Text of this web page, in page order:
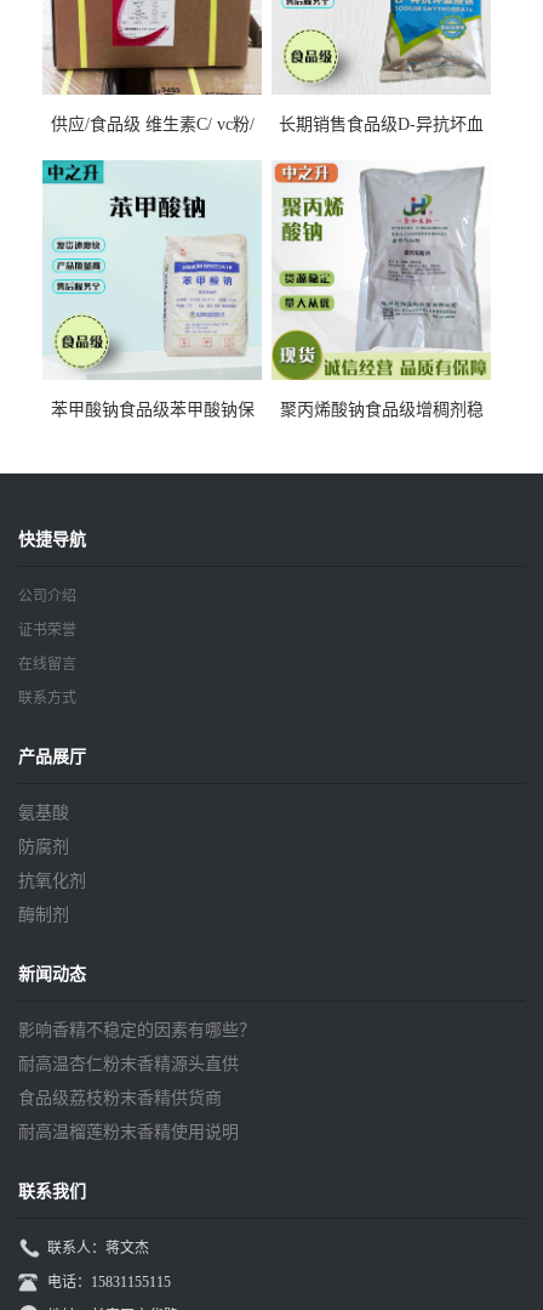
供应/食品级 维生素C/ vc粉/
长期销售食品级D-异抗坏血
苯甲酸钠食品级苯甲酸钠保
聚丙烯酸钠食品级增稠剂稳
快捷导航
公司介绍
证书荣誉
在线留言
联系方式
产品展厅
氨基酸
防腐剂
抗氧化剂
酶制剂
新闻动态
影响香精不稳定的因素有哪些？
耐高温杏仁粉末香精源头直供
食品级荔枝粉末香精供货商
耐高温榴莲粉末香精使用说明
联系我们
联系人：蒋文杰
电话：15831155115